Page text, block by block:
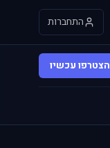
התחברות
הצטרפו עכשיו